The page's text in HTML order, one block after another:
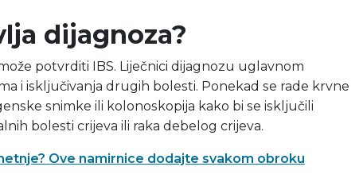
dijagnoza?
potvrditi IBS. Liječnici dijagnozu uglavnom
i isključivanja drugih bolesti. Ponekad se rade krvne
snimke ili kolonoskopija kako bi se isključili
bolesti crijeva ili raka debelog crijeva.
Ove namirnice dodajte svakom obroku